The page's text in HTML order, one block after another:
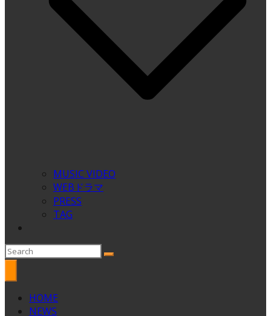
MUSIC VIDEO
WEBドラマ
PRESS
TAG
HOME
NEWS